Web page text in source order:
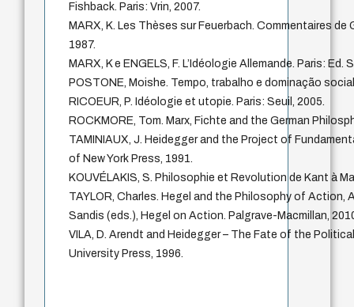
Fishback. Paris: Vrin, 2007.
MARX, K. Les Thèses sur Feuerbach. Commentaires de
1987.
MARX, K e ENGELS, F. L’Idéologie Allemande. Paris: Ed.
POSTONE, Moishe. Tempo, trabalho e dominação
RICOEUR, P. Idéologie et utopie. Paris: Seuil, 2005.
ROCKMORE, Tom. Marx, Fichte and the German
TAMINIAUX, J. Heidegger and the Project of
of New York Press, 1991.
KOUVÉLAKIS, S. Philosophie et Revolution de Kant à
TAYLOR, Charles. Hegel and the Philosophy of
Sandis (eds.), Hegel on Action. Palgrave-Macmillan,
VILA, D. Arendt and Heidegger – The Fate of the
University Press, 1996.